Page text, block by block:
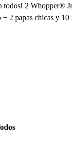
todos! 2 Whopper®
+ 2 papas chicas y 10